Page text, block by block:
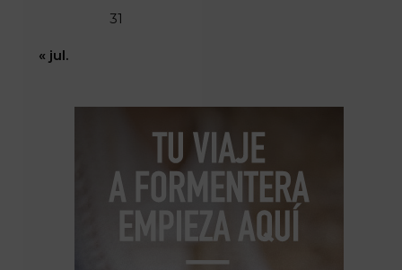
31
« jul.